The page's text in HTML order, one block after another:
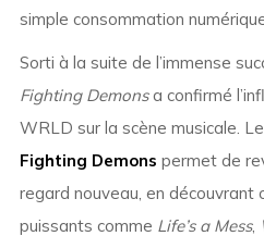
simple consommation
Sorti à la suite de l’immense
Fighting Demonsa confirmé
WRLD sur la scène musicale. Le
Fighting Demons permet de
regard nouveau, en
puissants comme Life’s a Mess,